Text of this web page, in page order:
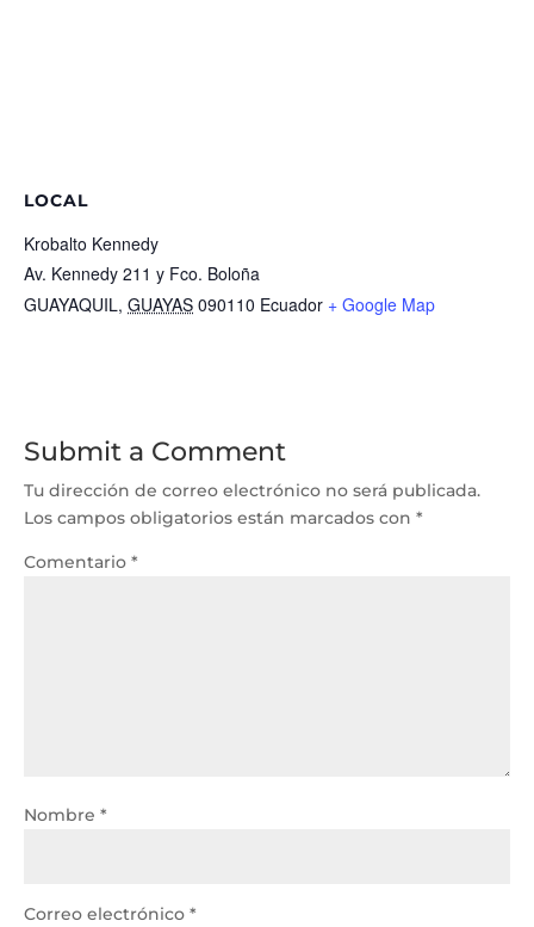
LOCAL
Krobalto Kennedy
Av. Kennedy 211 y Fco. Boloña
GUAYAQUIL, GUAYAS 090110 Ecuador + Google Map
Submit a Comment
Tu dirección de correo electrónico no será publicada.
Los campos obligatorios están marcados con *
Comentario *
Nombre *
Correo electrónico *